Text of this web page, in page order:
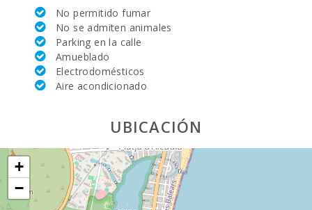
Lago - Es Llac
Gran (km):
JUNGLE PARC
MALLORCA
(km):
Parque
atracciones -
Palma
Aquarium
(km):
No permitido fumar
No se admiten animales
Parking en la calle
Amueblado
Electrodomésticos
Aire acondicionado
UBICACIÓN
+
−